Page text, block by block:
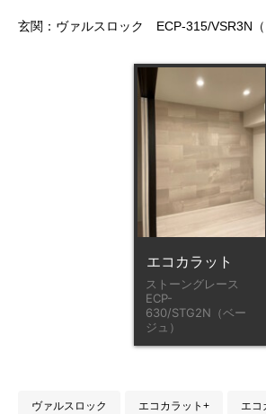
玄関：ヴァルスロック ECP-315/VSR3N（
エコカラット
ストーングレース
ECP-
630/STG2N（ベー
ジュ）
ヴァルスロック エコカラット+ エコ